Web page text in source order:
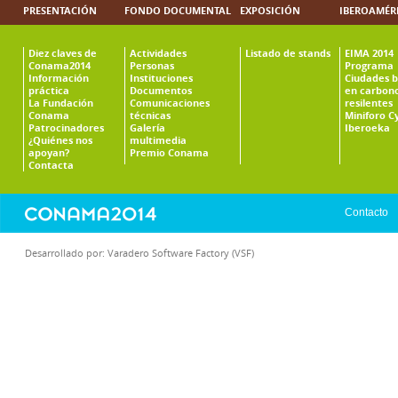
PRESENTACIÓN
Diez claves de
Conama2014
Información
práctica
La Fundación
Conama
Patrocinadores
¿Quiénes nos
apoyan?
Contacta
FONDO DOCUMENTAL
Actividades
Personas
Instituciones
Documentos
Comunicaciones
técnicas
Galería
multimedia
Premio Conama
EXPOSICIÓN
Listado de stands
EIMA 2014
Programa
Ciudades
en
resilentes
Miniforo
Iberoeka
Contacto
Desarrollado por: Varadero Software Factory (VSF)